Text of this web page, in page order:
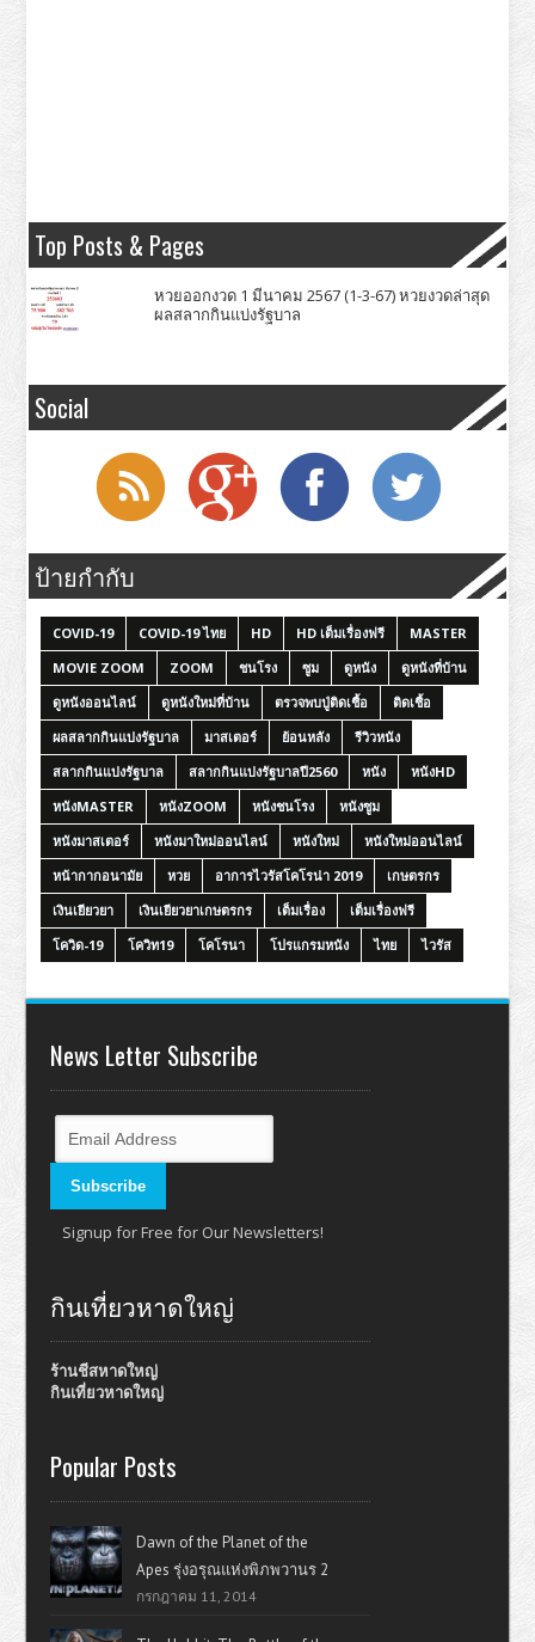
Top Posts & Pages
หวยออกงวด 1 มีนาคม 2567 (1-3-67) หวยงวดล่าสุด
ผลสลากกินแบ่งรัฐบาล
Social
ป้ายกำกับ
COVID-19 COVID-19 ไทย HD HD เต็มเรื่องฟรี
MASTER
MOVIE ZOOM
ZOOM ชนโรง ซูม ดูหนัง
ดูหนังที่บ้าน
ดูหนังออนไลน์
ดูหนังใหม่ที่บ้าน ตรวจพบปู่ติดเชื้อ
ติดเชื้อ
ผลสลากกินแบ่งรัฐบาล
มาสเตอร์ ย้อนหลัง
รีวิวหนัง
สลากกินแบ่งรัฐบาล
สลากกินแบ่งรัฐบาลปี2560 หนัง
หนังHD
หนังMASTER
หนังZOOM หนังชนโรง
หนังซูม
หนังมาสเตอร์
หนังมาใหม่ออนไลน์ หนังใหม่
หนังใหม่ออนไลน์
หน้ากากอนามัย
หวย อาการไวรัสโคโรน่า 2019
เกษตรกร
เงินเยียวยา
เงินเยียวยาเกษตรกร เต็มเรื่อง
เต็มเรื่องฟรี
โควิด-19
โควิท19 โคโรนา โปรแกรมหนัง ไทย ไวรัส
News Letter Subscribe
Signup for Free for Our Newsletters!
กินเที่ยวหาดใหญ่
ร้านชีสหาดใหญ่
กินเที่ยวหาดใหญ่
Popular Posts
Dawn of the Planet of the
Apes รุ่งอรุณแห่งพิภพวานร 2
กรกฎาคม 11, 2014